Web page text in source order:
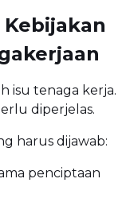
isu tenaga kerja.
diperjelas.
harus dijawab:
penciptaan